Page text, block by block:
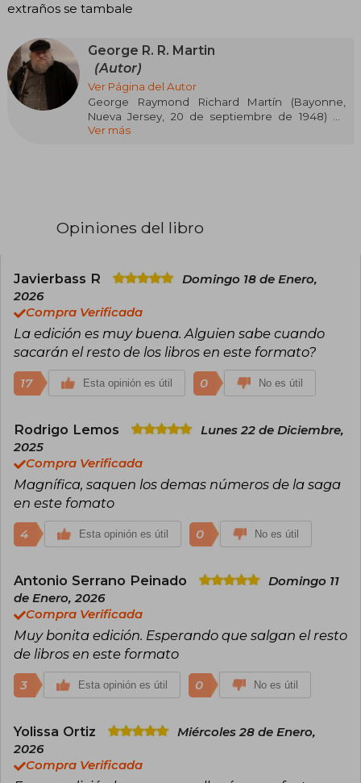
extraños se tambale
George R. R. Martin
(Autor)
Ver Página del Autor
George Raymond Richard Martín (Bayonne,
Nueva Jersey, 20 de septiembre de 1948) es
escritor profesional y guionista de literatura
Locus Awards, el Bram Stoker, el World Fantasy
Ver más
Opiniones del libro
Javierbass R
Domingo 18 de Enero,
2026
Compra Verificada
La edición es muy buena. Alguien sabe cuando
sacarán el resto de los libros en este formato?
17 Esta opinión es útil 0 No es útil
Rodrigo Lemos
Lunes 22 de Diciembre,
2025
Compra Verificada
Magnífica, saquen los demas números de la saga
en este fomato
4 Esta opinión es útil 0 No es útil
Antonio Serrano Peinado
Domingo 11
de Enero, 2026
Compra Verificada
Muy bonita edición. Esperando que salgan el resto
de libros en este formato
3 Esta opinión es útil 0 No es útil
Yolissa Ortiz
Miércoles 28 de Enero,
2026
Compra Verificada